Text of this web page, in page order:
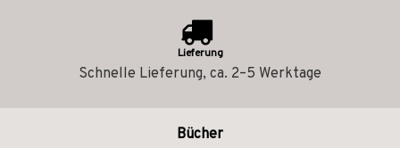
Lieferung
Schnelle Lieferung, ca. 2–5 Werktage
Bücher